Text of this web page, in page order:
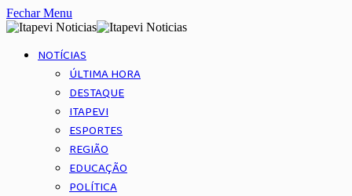
Fechar Menu
NOTÍCIAS
ÚLTIMA HORA
DESTAQUE
ITAPEVI
ESPORTES
REGIÃO
EDUCAÇÃO
POLÍTICA